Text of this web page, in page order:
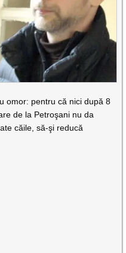
omor: pentru că nici după 8
de la Petroşani nu da
căile, să-şi reducă